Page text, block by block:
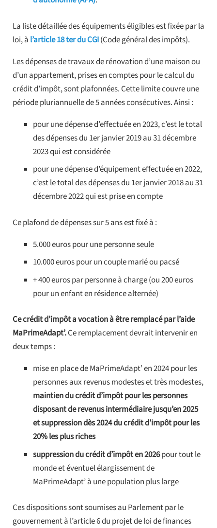
La liste détaillée des équipements éligibles est fixée par la
loi, à l’article 18 ter du CGI(Code général des impôts).
Les dépenses de travaux de rénovation d’une maison ou
d’un appartement, prises en comptes pour le calcul du
crédit d’impôt, sont plafonnées. Cette limite couvre une
période pluriannuelle de 5 années consécutives. Ainsi :
pour une dépense d’effectuée en 2023, c’est le total
des dépenses du 1er janvier 2019 au 31 décembre
2023 qui est considérée
pour une dépense d’équipement effectuée en 2022,
c’est le total des dépenses du 1er janvier 2018 au 31
décembre 2022 qui est prise en compte
Ce plafond de dépenses sur 5 ans est fixé à :
5.000 euros pour une personne seule
10.000 euros pour un couple marié ou pacsé
+ 400 euros par personne à charge (ou 200 euros
pour un enfant en résidence alternée)
Ce crédit d’impôt a vocation à être remplacé par l’aide
MaPrimeAdapt’.Ce remplacement devrait intervenir en
deux temps :
mise en place de MaPrimeAdapt’ en 2024 pour les
personnes aux revenus modestes et très modestes,
maintien du crédit d’impôt pour les personnes
disposant de revenus intermédiaire jusqu’en 2025
et suppression dès 2024 du crédit d’impôt pour les
20% les plus riches
suppression du crédit d’impôt en 2026pour tout le
monde et éventuel élargissement de
MaPrimeAdapt’ à une population plus large
Ces dispositions sont soumises au Parlement par le
gouvernement à l’article 6 du projet de loi de finances